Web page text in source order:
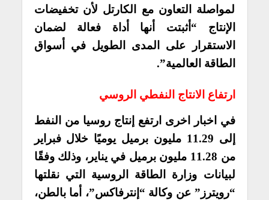
لمواصلة التعاون مع الكارتل لأن تخفيضات
الإنتاج “أثبتت أنها أداة فعالة لضمان
الاستقرار على المدى الطويل في أسواق
الطاقة العالمية”.
ارتفاع الانتاج النفطي الروسي
في اخبار اخرى ارتفع إنتاج روسيا من النفط
إلى 11.29 مليون برميل يوميًا خلال فبراير
من 11.28 مليون برميل في يناير، وذلك وفقًا
لبيانات وزارة الطاقة الروسية التي نقلتها
“رويترز” عن وكالة “إنترفاكس”، أما بالطن،